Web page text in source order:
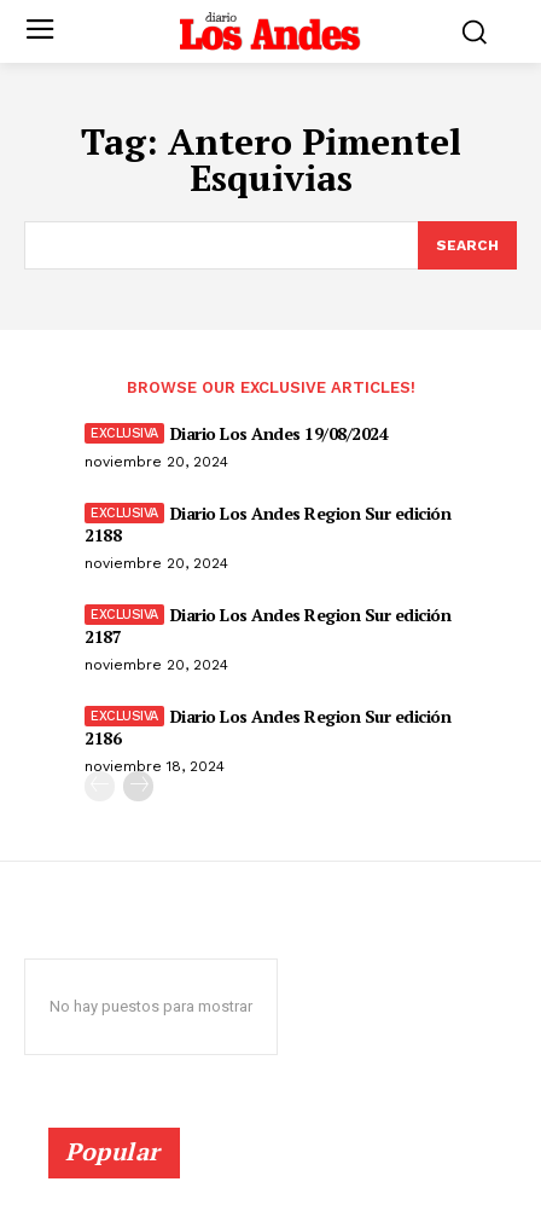
Tag: Antero Pimentel
Esquivias
SEARCH
BROWSE OUR EXCLUSIVE ARTICLES!
Diario Los Andes 19/08/2024
noviembre 20, 2024
Diario Los Andes Region Sur edición
2188
noviembre 20, 2024
Diario Los Andes Region Sur edición
2187
noviembre 20, 2024
Diario Los Andes Region Sur edición
2186
noviembre 18, 2024
No hay puestos para mostrar
Popular